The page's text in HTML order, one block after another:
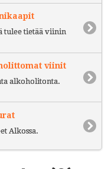
tulee tietää viinin
viinit
alkoholitonta.
Alkossa.